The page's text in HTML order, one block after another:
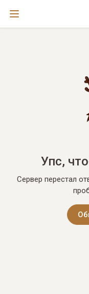
Упс,
Сервер перестал